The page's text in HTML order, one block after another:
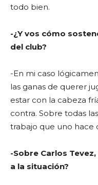
todo bien.
-¿Y vos cómo
del club?
-En mi caso
las ganas de querer
estar con la cabeza
contra. Sobre todas
trabajo que uno hace
-Sobre Carlos
a la situación?